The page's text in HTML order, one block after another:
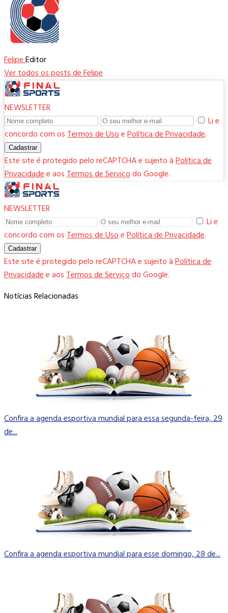
FelipeEditor
Ver todos os posts de Felipe
NEWSLETTER
Li e
concordo com osTermos de UsoePolítica de Privacidade.
Cadastrar
Este site é protegido pelo reCAPTCHA e sujeito àPolítica de
Privacidadee aosTermos de Serviçodo Google.
NEWSLETTER
Li e
concordo com osTermos de UsoePolítica de Privacidade.
Cadastrar
Este site é protegido pelo reCAPTCHA e sujeito àPolítica de
Privacidadee aosTermos de Serviçodo Google.
Notícias Relacionadas
Confira a agenda esportiva mundial para essa segunda-feira, 29
de...
Confira a agenda esportiva mundial para esse domingo, 28 de...